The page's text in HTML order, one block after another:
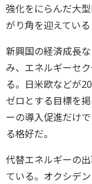
強化をにらんだ大
がり角を迎えている
新興国の経済成長
み、エネルギーセ
る。日米欧などが
ゼロとする目標を
ーの導入促進だけ
る格好だ。
代替エネルギーの
ている。オクシデ